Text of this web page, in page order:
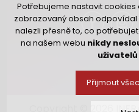
Potřebujeme nastavit
zobrazovaný obsah
nalezli přesně to, co
na našem webu nikdy
Přijmout
Copyright © 2026